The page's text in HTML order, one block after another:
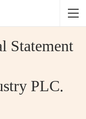
Statement
PLC.